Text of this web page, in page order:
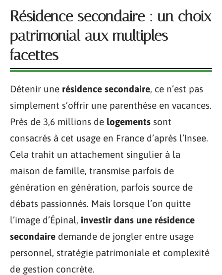
Résidence secondaire : un choix
patrimonial aux multiples
facettes
Détenir une résidence secondaire, ce n’est pas
simplement s’offrir une parenthèse en vacances.
Près de 3,6 millions de logements sont
consacrés à cet usage en France d’après l’Insee.
Cela trahit un attachement singulier à la
maison de famille, transmise parfois de
génération en génération, parfois source de
débats passionnés. Mais lorsque l’on quitte
l’image d’Épinal, investir dans une résidence
secondaire demande de jongler entre usage
personnel, stratégie patrimoniale et complexité
de gestion concrète.